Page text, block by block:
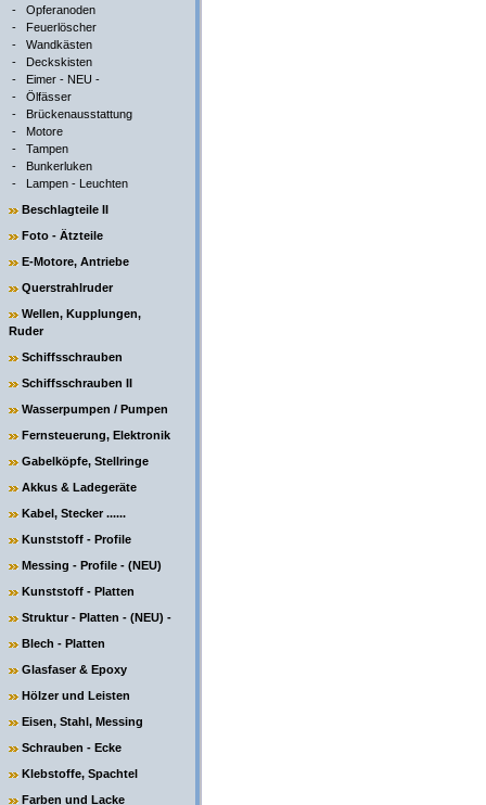
- Opferanoden
- Feuerlöscher
- Wandkästen
- Deckskisten
- Eimer - NEU -
- Ölfässer
- Brückenausstattung
- Motore
- Tampen
- Bunkerluken
- Lampen - Leuchten
Beschlagteile II
Foto - Ätzteile
E-Motore, Antriebe
Querstrahlruder
Wellen, Kupplungen,
Ruder
Schiffsschrauben
Schiffsschrauben II
Wasserpumpen / Pumpen
Fernsteuerung, Elektronik
Gabelköpfe, Stellringe
Akkus & Ladegeräte
Kabel, Stecker ......
Kunststoff - Profile
Messing - Profile - (NEU)
Kunststoff - Platten
Struktur - Platten - (NEU) -
Blech - Platten
Glasfaser & Epoxy
Hölzer und Leisten
Eisen, Stahl, Messing
Schrauben - Ecke
Klebstoffe, Spachtel
Farben und Lacke